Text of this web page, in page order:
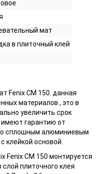
мат
в плиточный клей
Fenix СМ 150. данная
материалов , это в
увеличить срок
гарантию от
сплошным алюминиевым
клейкой основой.
Fenix CM 150 монтируется
плиточного клея